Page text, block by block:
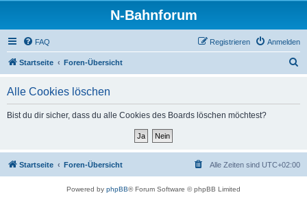
N-Bahnforum
FAQ Anmelden
Registrieren
Startseite Foren-Übersicht
Alle Cookies löschen
Bist du dir sicher, dass du alle Cookies des Boards löschen möchtest?
Startseite Foren-Übersicht Alle Zeiten sind UTC+02:00
Powered by phpBB® Forum Software © phpBB Limited